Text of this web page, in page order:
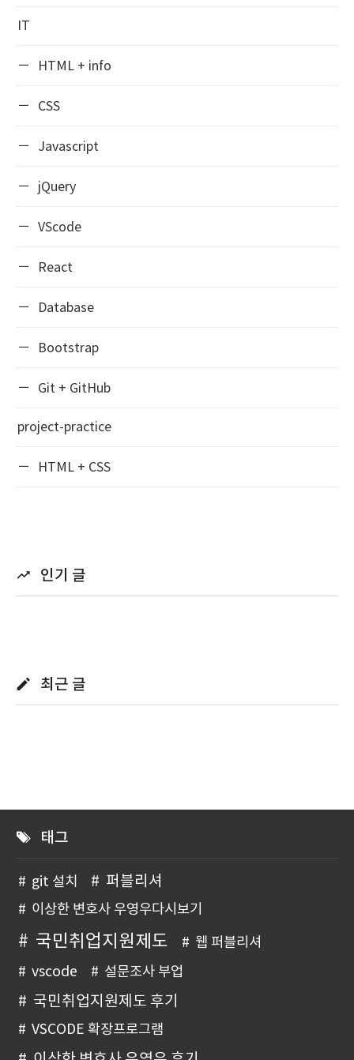
IT
HTML + info
CSS
Javascript
jQuery
VScode
React
Database
Bootstrap
Git + GitHub
project-practice
HTML + CSS
인기 글
최근 글
태그
git 설치 퍼블리셔
이상한 변호사 우영우다시보기
국민취업지원제도
웹 퍼블리셔
vscode
설문조사 부업
국민취업지원제도 후기
VSCODE 확장프로그램